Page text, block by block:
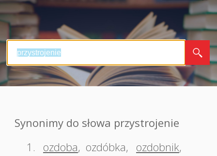
Synonimy do słowa przystrojenie
1.
ozdoba, ozdóbka, ozdobnik,